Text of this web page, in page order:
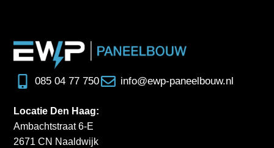
085 04 77 750 info@ewp-paneelbouw.nl
Locatie Den Haag:
Ambachtstraat 6-E
2671 CN Naaldwijk